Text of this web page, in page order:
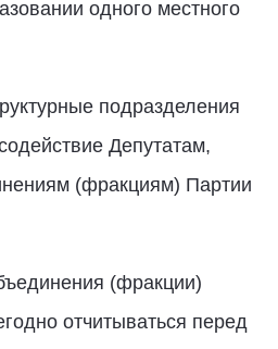
одного местного
подразделения
Депутатам,
(фракциям) Партии
(фракции)
отчитываться перед